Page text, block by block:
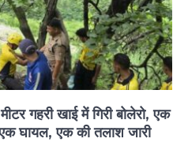
गहरी खाई में गिरी बोलेरो, एक
एक घायल, एक की तलाश जारी